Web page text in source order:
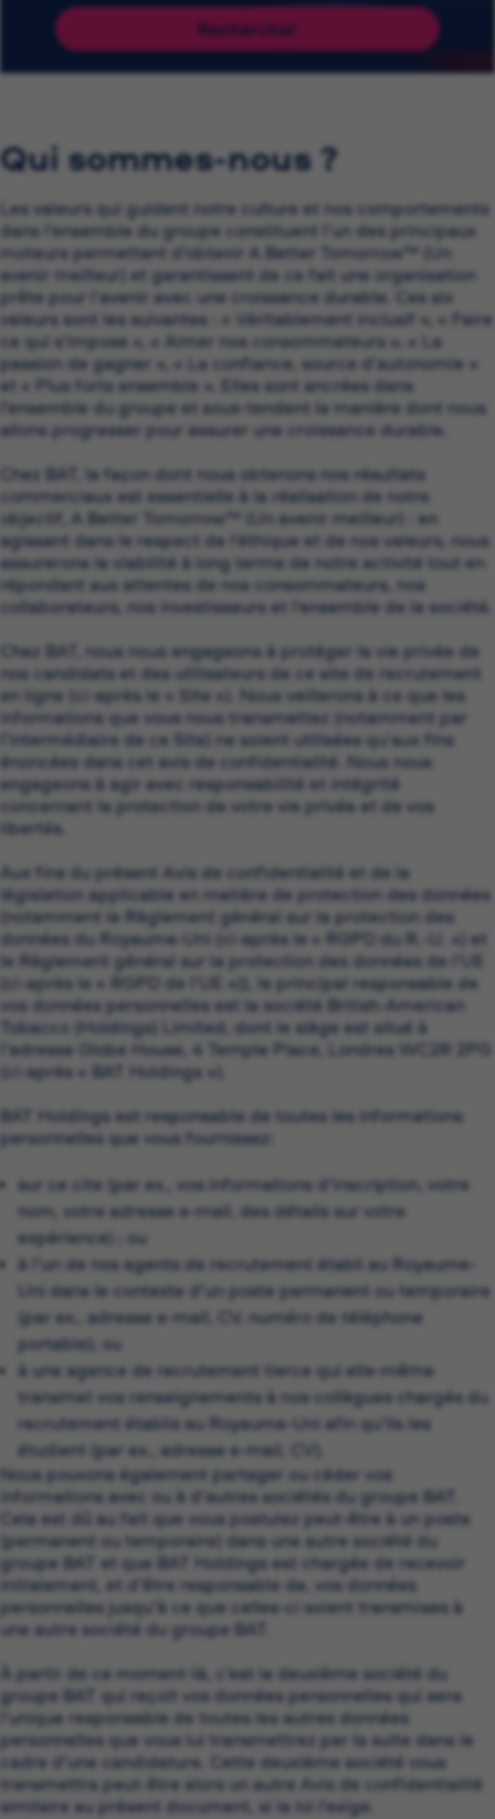
Rechercher
Qui sommes-nous ?
Les valeurs qui guident notre culture et nos comportements
dans l’ensemble du groupe constituent l’un des principaux
moteurs permettant d’obtenir A Better Tomorrow™ (Un
avenir meilleur) et garantissent de ce fait une organisation
prête pour l’avenir avec une croissance durable. Ces six
valeurs sont les suivantes : « Véritablement inclusif », « Faire
ce qui s’impose », « Aimer nos consommateurs », « La
passion de gagner », « La confiance, source d’autonomie »
et « Plus forts ensemble ». Elles sont ancrées dans
l’ensemble du groupe et sous-tendent la manière dont nous
allons progresser pour assurer une croissance durable.
Chez BAT, la façon dont nous obtenons nos résultats
commerciaux est essentielle à la réalisation de notre
objectif, A Better Tomorrow™ (Un avenir meilleur) : en
agissant dans le respect de l’éthique et de nos valeurs, nous
assurerons la viabilité à long terme de notre activité tout en
répondant aux attentes de nos consommateurs, nos
collaborateurs, nos investisseurs et l’ensemble de la société.
Chez BAT, nous nous engageons à protéger la vie privée de
nos candidats et des utilisateurs de ce site de recrutement
en ligne (ci-après le « Site »). Nous veillerons à ce que les
informations que vous nous transmettez (notamment par
l’intermédiaire de ce Site) ne soient utilisées qu’aux fins
énoncées dans cet avis de confidentialité. Nous nous
engageons à agir avec responsabilité et intégrité
concernant la protection de votre vie privée et de vos
libertés.
Aux fins du présent Avis de confidentialité et de la
législation applicable en matière de protection des données
(notamment le Règlement général sur la protection des
données du Royaume-Uni (ci-après le « RGPD du R.-U. ») et
le Règlement général sur la protection des données de l’UE
(ci-après le « RGPD de l’UE »)), le principal responsable de
vos données personnelles est la société British-American
Tobacco (Holdings) Limited, dont le siège est situé à
l’adresse Globe House, 4 Temple Place, Londres WC2R 2PG
(ci-après « BAT Holdings »).
BAT Holdings est responsable de toutes les informations
personnelles que vous fournissez:
sur ce cite (par ex., vos informations d’inscription, votre
nom, votre adresse e-mail, des détails sur votre
expérience) ; ou
à l’un de nos agents de recrutement établi au Royaume-
Uni dans le contexte d’un poste permanent ou temporaire
(par ex., adresse e-mail, CV, numéro de téléphone
portable); ou
à une agence de recrutement tierce qui elle-même
transmet vos renseignements à nos collègues chargés du
recrutement établis au Royaume-Uni afin qu’ils les
étudient (par ex., adresse e-mail, CV).
Nous pouvons également partager ou céder vos
informations avec ou à d’autres sociétés du groupe BAT.
Cela est dû au fait que vous postulez peut-être à un poste
(permanent ou temporaire) dans une autre société du
groupe BAT et que BAT Holdings est chargée de recevoir
initialement, et d’être responsable de, vos données
personnelles jusqu’à ce que celles-ci soient transmises à
une autre société du groupe BAT.
À partir de ce moment-là, c’est la deuxième société du
groupe BAT qui reçoit vos données personnelles qui sera
l’unique responsable de toutes les autres données
personnelles que vous lui transmettrez par la suite dans le
cadre d’une candidature. Cette deuxième société vous
transmettra peut-être alors un autre Avis de confidentialité
similaire au présent document, si la loi l’exige.